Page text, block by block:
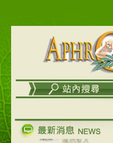
列，可以郵寄至
在外租屋者、居
理員、不方便在
取件者，歡迎多
【郵局i郵箱】的
【i郵箱】設立
成功加入